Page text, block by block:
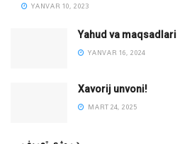
YANVAR 10, 2023
Yahud va maqsadlari
YANVAR 16, 2024
Xavorij unvoni!
MART 24, 2025